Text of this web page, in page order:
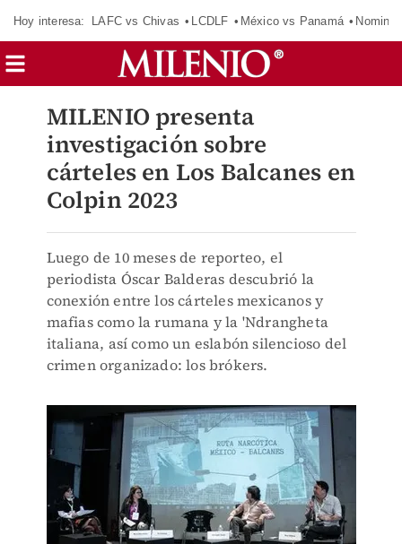
Hoy interesa: LAFC vs Chivas LCDLF México vs Panamá
MILENIO presenta
investigación sobre
cárteles en Los Balcanes en
Colpin 2023
Luego de 10 meses de reporteo, el
periodista Óscar Balderas descubrió la
conexión entre los cárteles mexicanos y
mafias como la rumana y la 'Ndrangheta
italiana, así como un eslabón silencioso del
crimen organizado: los brókers.